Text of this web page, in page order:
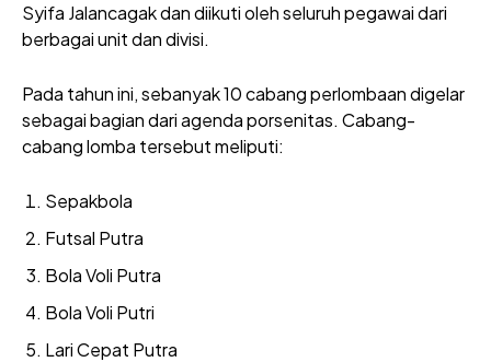
Syifa Jalancagak dan diikuti oleh seluruh pegawai dari
berbagai unit dan divisi.
Pada tahun ini, sebanyak 10 cabang perlombaan digelar
sebagai bagian dari agenda porsenitas. Cabang-
cabang lomba tersebut meliputi:
Sepakbola
Futsal Putra
Bola Voli Putra
Bola Voli Putri
Lari Cepat Putra